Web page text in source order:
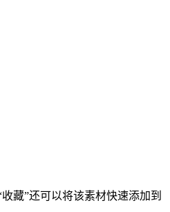
藏”还可以将该素材快速添加到